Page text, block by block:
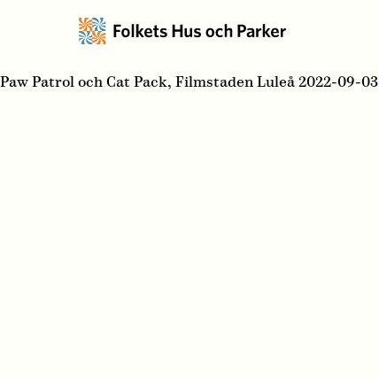
Paw Patrol och Cat Pack, Filmstaden Luleå 2022-09-03